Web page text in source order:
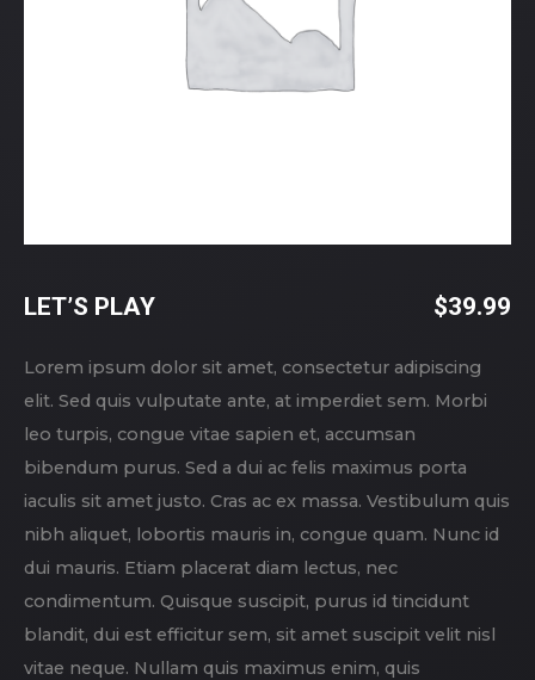
LET’S PLAY $39.99
Lorem ipsum dolor sit amet, consectetur adipiscing
elit. Sed quis vulputate ante, at imperdiet sem. Morbi
leo turpis, congue vitae sapien et, accumsan
bibendum purus. Sed a dui ac felis maximus porta
iaculis sit amet justo. Cras ac ex massa. Vestibulum quis
nibh aliquet, lobortis mauris in, congue quam. Nunc id
dui mauris. Etiam placerat diam lectus, nec
condimentum. Quisque suscipit, purus id tincidunt
blandit, dui est efficitur sem, sit amet suscipit velit nisl
vitae neque. Nullam quis maximus enim, quis